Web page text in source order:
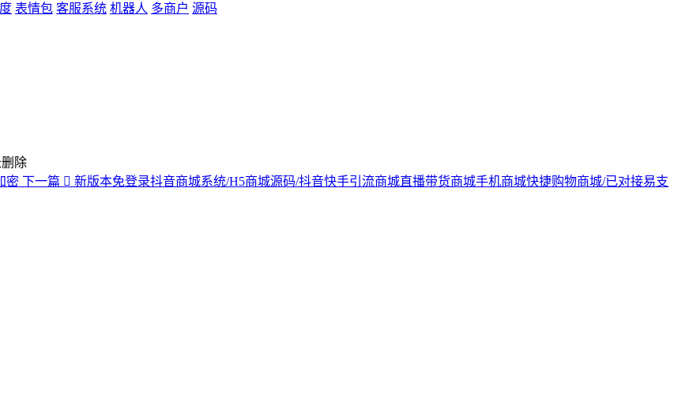
表情包 客服系统 机器人 多商户 源码
除
密 下一篇
新版本免登录抖音商城系统/H5商城源码/抖音快手引流商城直播带货商城手机商城快捷购物商城/已对接易支